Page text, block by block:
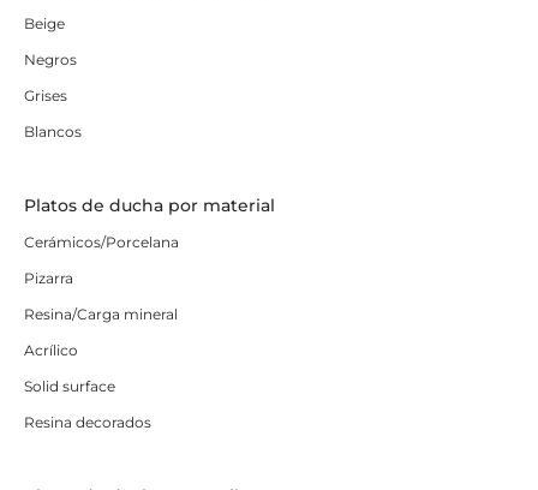
Beige
Negros
Grises
Blancos
Platos de ducha por material
Cerámicos/Porcelana
Pizarra
Resina/Carga mineral
Acrílico
Solid surface
Resina decorados